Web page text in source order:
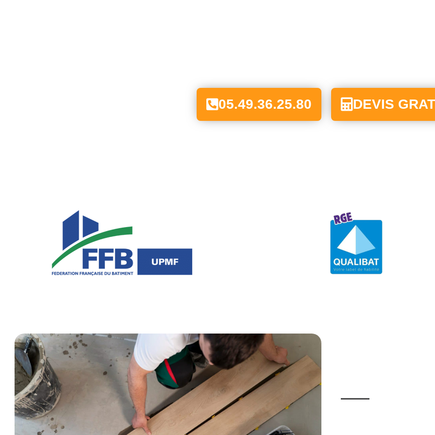
05.49.36.25.80 DEVIS